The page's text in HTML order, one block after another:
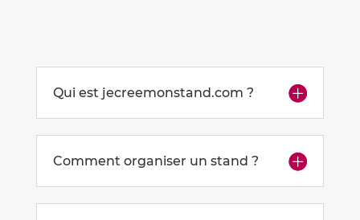
Qui est jecreemonstand.com ?
Comment organiser un stand ?